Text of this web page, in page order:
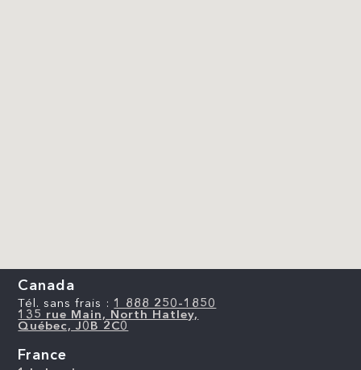
Canada
Tél. sans frais : 1 888 250-1850
135 rue Main, North Hatley,
Québec, J0B 2C0
France